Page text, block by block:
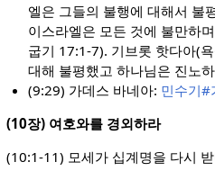
엘은 그들의 불행에 대해서 불
이스라엘은 모든 것에 불만하
굽기 17:1-7). 기브롯 핫다아(
대해 불평했고 하나님은 진노
(9:29) 가데스 바네아: 민수기#
(10장) 여호와를 경외하라
(10:1-11) 모세가 십계명을 다시